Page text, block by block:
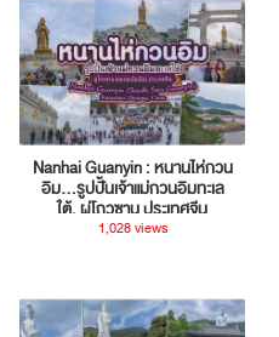
Nanhai Guanyin : หนานไห่กวน
อิม...รูปปั้นเจ้าแม่กวนอิมทะเล
ใต้, ผู่โถวซาน ประเทศจีน
1,028 views